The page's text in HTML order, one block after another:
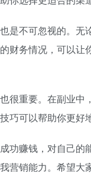
是不可忽视的。
财务情况，可以
很重要。在副业
巧可以帮助你更好
功赚钱，对自己
营销能力。希望大